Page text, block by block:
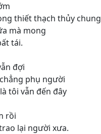
thiết thạch thủy chung
mà mong
tái.
đợi
phụ người
tôi vẫn đến đây
rồi
lại người xưa.